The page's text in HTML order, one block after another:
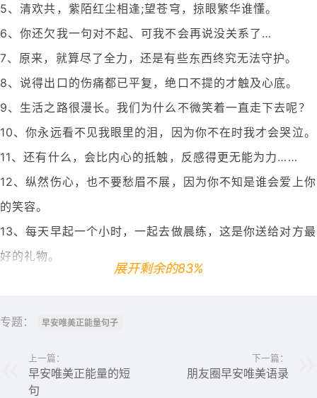
5、清欢共，紫陌红尘相逢;望苍穹，掠眼繁华谁懂。
6、你还欠我一句对不起、可我不会再说没关系了…
7、原来，就算尽了全力，还是有些东西终究无法守护。
8、说得出口的伤痛都已平复，绝口不提的才触及心底。
9、生活之路很漫长。我们为什么不微笑着一直走下去呢？
10、你永远看不见我眼里的泪，因为你不在时我才会哭泣。
11、还有什么，会比内心的抵触，反感得更无能为力……
12、纵然伤心，也不要愁眉不展，因为你不知是谁会爱上你
的笑容。
13、每天早起一个小时，一起去做晨练，这是你送给对方最
好的礼物。
15、绚丽的黄昏渐渐褪去，繁华的夜色缤纷闪耀，即使没有
月光也是人烟往往。
16、如果一个女人真的爱你，她会因为很多事情对你发脾
展开剩余的83%
专题： 早安唯美正能量句子
上一篇：
早安唯美正能量的短
句
下一篇：
朋友圈早安唯美语录